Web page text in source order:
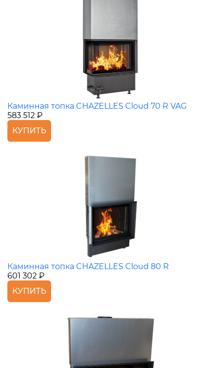
Каминная топка CHAZELLES Cloud 70 R VAG
583 512 ₽
КУПИТЬ
Каминная топка CHAZELLES Cloud 80 R
601 302 ₽
КУПИТЬ